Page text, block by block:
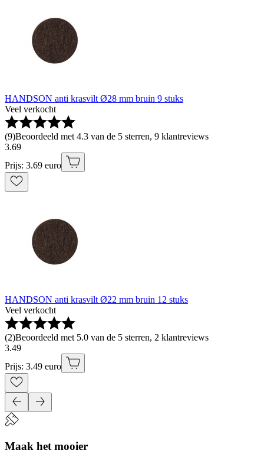
HANDSON anti krasvilt Ø28 mm bruin 9 stuks
Veel verkocht
(9)Beoordeeld met 4.3 van de 5 sterren, 9 klantreviews
3.69
Prijs: 3.69 euro
HANDSON anti krasvilt Ø22 mm bruin 12 stuks
Veel verkocht
(2)Beoordeeld met 5.0 van de 5 sterren, 2 klantreviews
3.49
Prijs: 3.49 euro
Maak het mooier